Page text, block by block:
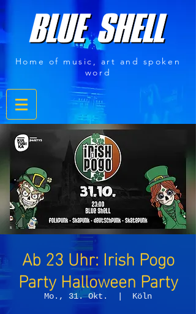
Home of music, art and spoken
word
Ab 23 Uhr: Irish Pogo
Party Halloween Party
Mo., 31. Okt. Köln